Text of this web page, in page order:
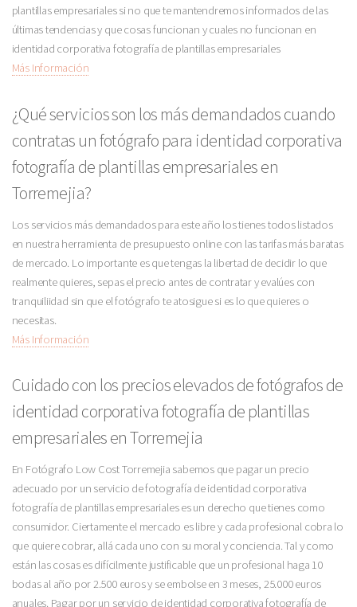
plantillas empresariales si no que te mantendremos informados de las
últimas tendencias y que cosas funcionan y cuales no funcionan en
identidad corporativa fotografía de plantillas empresariales
Más Información
¿Qué servicios son los más demandados cuando
contratas un fotógrafo para identidad corporativa
fotografía de plantillas empresariales en
Torremejia?
Los servicios más demandados para este año los tienes todos listados
en nuestra herramienta de presupuesto online con las tarifas más baratas
de mercado. Lo importante es que tengas la libertad de decidir lo que
realmente quieres, sepas el precio antes de contratar y evalúes con
tranquiliidad sin que el fotógrafo te atosigue si es lo que quieres o
necesitas.
Más Información
Cuidado con los precios elevados de fotógrafos de
identidad corporativa fotografía de plantillas
empresariales en Torremejia
En Fotógrafo Low Cost Torremejia sabemos que pagar un precio
adecuado por un servicio de fotografía de identidad corporativa
fotografía de plantillas empresariales es un derecho que tienes como
consumidor. Ciertamente el mercado es libre y cada profesional cobra lo
que quiere cobrar, allá cada uno con su moral y conciencia. Tal y como
están las cosas es difícilmente justificable que un profesional haga 10
bodas al año por 2.500 euros y se embolse en 3 meses, 25.000 euros
anuales. Pagar por un servicio de identidad corporativa fotografía de